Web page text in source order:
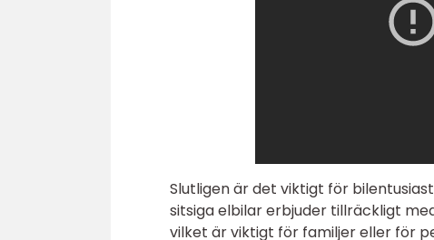
Slutligen är det viktigt för
sitsiga elbilar erbjuder tillräckligt
vilket är viktigt för familjer eller för